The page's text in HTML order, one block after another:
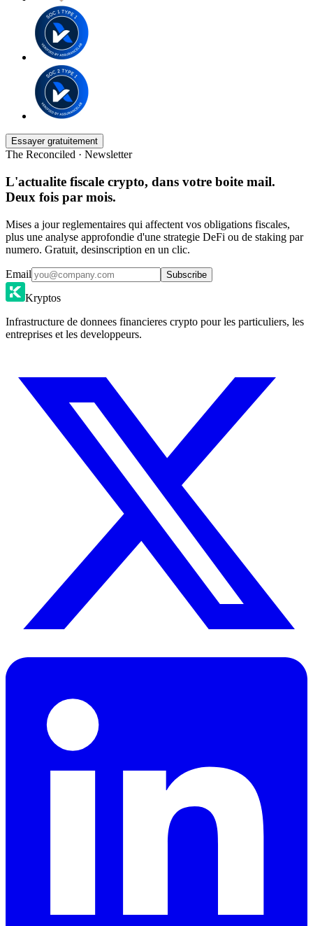
Essayer gratuitement
The Reconciled · Newsletter
L'actualite fiscale crypto, dans votre boite mail.
Deux fois par mois.
Mises a jour reglementaires qui affectent vos obligations fiscales,
plus une analyse approfondie d'une strategie DeFi ou de staking par
numero. Gratuit, desinscription en un clic.
Email Subscribe
Kryptos
Infrastructure de donnees financieres crypto pour les particuliers, les
entreprises et les developpeurs.